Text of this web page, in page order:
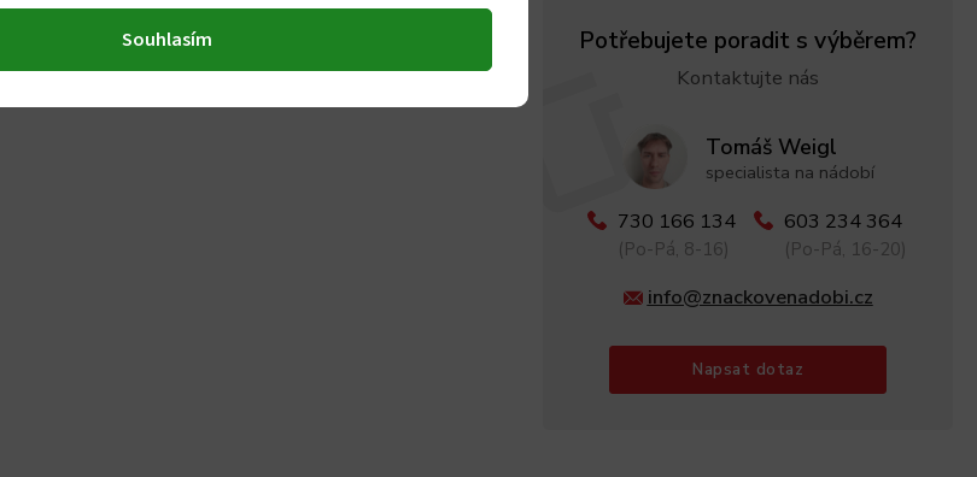
Souhlasím Potřebujete poradit s výběrem?
Kontaktujte nás
Tomáš Weigl
specialista na nádobí
730 166 134
(Po-Pá, 8-16)
603 234 364
(Po-Pá, 16-20)
info@znackovenadobi.cz
Napsat dotaz